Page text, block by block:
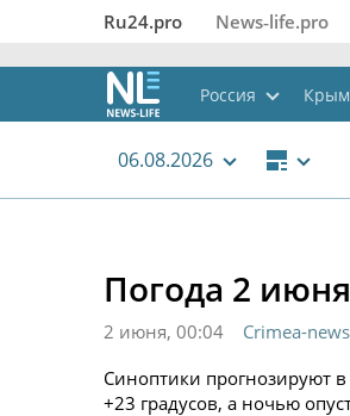
Ru24.pro News‑life.pro
Россия Крым
06.08.2026
Погода 2
2 июня, 00:04
Crimea-
Синоптики прогнозируют
+23 градусов, а ночью